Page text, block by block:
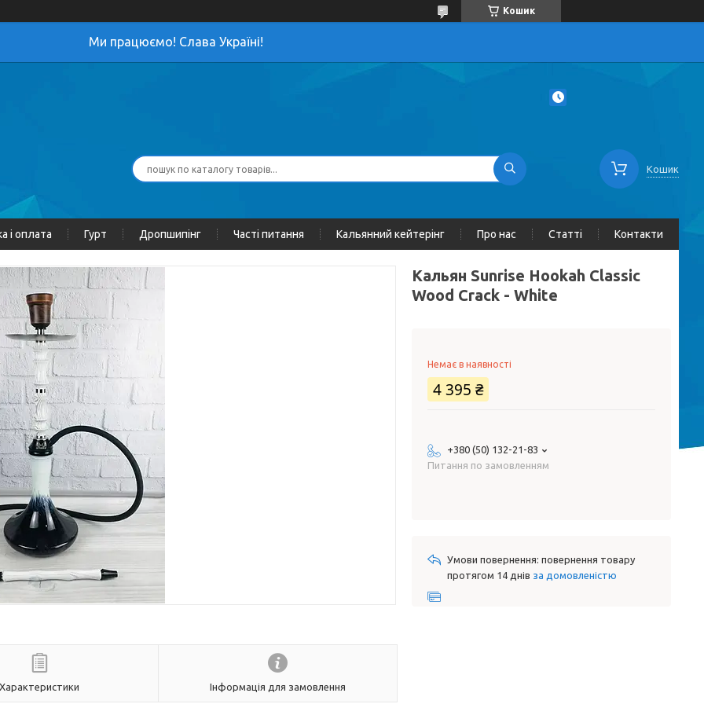
Кошик
Ми працюємо! Слава Україні!
Кошик
і оплата Гурт Дропшипінг Часті питання Кальянний кейтерінг Про нас Статті Контакти
Характеристики Інформація для замовлення
Кальян Sunrise Hookah Classic
Wood Crack - White
Немає в наявності
4 395 ₴
+380 (50) 132-21-83
Питання по замовленням
повернення товару
протягом 14 днів за домовленістю